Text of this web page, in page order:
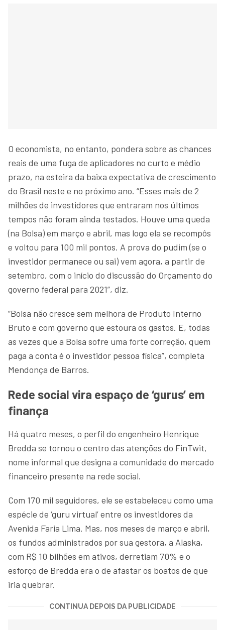
O economista, no entanto, pondera sobre as chances
reais de uma fuga de aplicadores no curto e médio
prazo, na esteira da baixa expectativa de crescimento
do Brasil neste e no próximo ano. “Esses mais de 2
milhões de investidores que entraram nos últimos
tempos não foram ainda testados. Houve uma queda
(na Bolsa) em março e abril, mas logo ela se recompôs
e voltou para 100 mil pontos. A prova do pudim (se o
investidor permanece ou sai) vem agora, a partir de
setembro, com o início do discussão do Orçamento do
governo federal para 2021”, diz.
“Bolsa não cresce sem melhora de Produto Interno
Bruto e com governo que estoura os gastos. E, todas
as vezes que a Bolsa sofre uma forte correção, quem
paga a conta é o investidor pessoa física”, completa
Mendonça de Barros.
Rede social vira espaço de ‘gurus’ em
finança
Há quatro meses, o perfil do engenheiro Henrique
Bredda se tornou o centro das atenções do FinTwit,
nome informal que designa a comunidade do mercado
financeiro presente na rede social.
Com 170 mil seguidores, ele se estabeleceu como uma
espécie de ‘guru virtual’ entre os investidores da
Avenida Faria Lima. Mas, nos meses de março e abril,
os fundos administrados por sua gestora, a Alaska,
com R$ 10 bilhões em ativos, derretiam 70% e o
esforço de Bredda era o de afastar os boatos de que
iria quebrar.
CONTINUA DEPOIS DA PUBLICIDADE